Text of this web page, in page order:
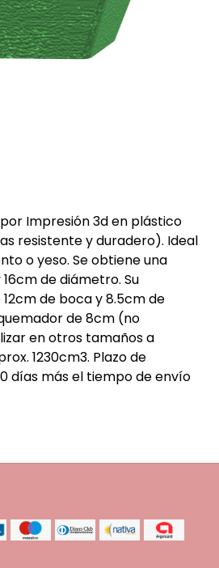
Impresión 3d en plástico
resistente y duradero). Ideal
o yeso. Se obtiene una
de diámetro. Su
de boca y 8.5cm de
de 8cm (no
en otros tamaños a
1230cm3. Plazo de
días más el tiempo de envío